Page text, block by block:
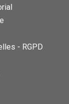
- RGPD